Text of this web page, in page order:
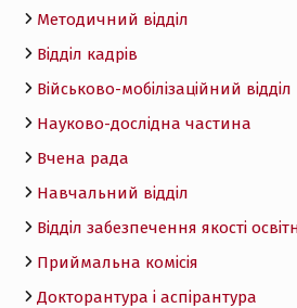
Методичний відділ
Відділ кадрів
Військово-мобілізаційний відділ
Науково-дослідна частина
Вчена рада
Навчальний відділ
Відділ забезпечення якості
Приймальна комісія
Докторантура і аспірантура